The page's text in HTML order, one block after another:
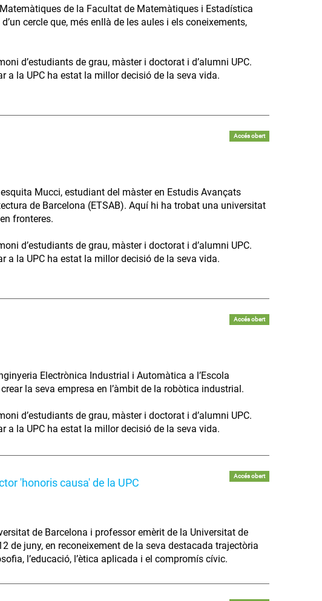
de la Facultat de Matemàtiques i Estadística
cercle que, més enllà de les aules i els coneixements,
d’estudiants de grau, màster i doctorat i d’alumni UPC.
a la UPC ha estat la millor decisió de la seva vida.
Accés obert
Mucci, estudiant del màster en Estudis Avançats
de Barcelona (ETSAB). Aquí hi ha trobat una universitat
fronteres.
d’estudiants de grau, màster i doctorat i d’alumni UPC.
a la UPC ha estat la millor decisió de la seva vida.
Accés obert
Electrònica Industrial i Automàtica a l’Escola
la seva empresa en l’àmbit de la robòtica industrial.
d’estudiants de grau, màster i doctorat i d’alumni UPC.
a la UPC ha estat la millor decisió de la seva vida.
'honoris causa' de la UPC
Accés obert
de Barcelona i professor emèrit de la Universitat de
de juny, en reconeixement de la seva destacada trajectòria
l’educació, l’ètica aplicada i el compromís cívic.